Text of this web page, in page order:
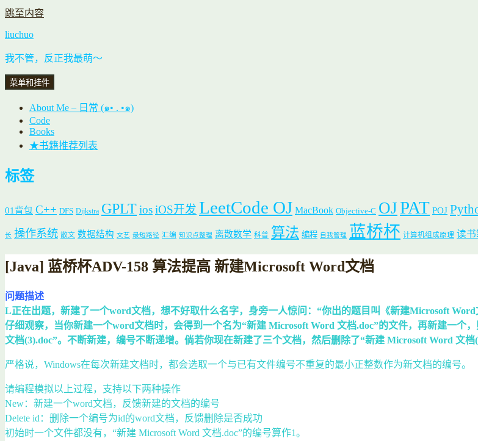
跳至内容
liuchuo
我不管，反正我最萌～
菜单和挂件
About Me – 日常 (๑• . •๑)
Code
Books
★书籍推荐列表
标签
01背包 C++ DFS Dijkstra GPLTiosiOS开发 LeetCode OJ MacBook Objective-C OJPAT POJ
长 操作系统 散文 数据结构 文艺 最短路径 汇编 知识点整理 离散数学 科普 算法 编程 自我管理 蓝桥杯 计算机组成原理 读
[Java] 蓝桥杯ADV-158 算法提高 新建Microsoft Word文档
问题描述
L正在出题，新建了一个word文档，想不好取什么名字，身旁一人惊问：“你出的题目叫《新建Microsoft
仔细观察，当你新建一个word文档时，会得到一个名为“新建 Microsoft Word 文档.doc”的文件，再新建一个
文档(3).doc”。不断新建，编号不断递增。倘若你现在新建了三个文档，然后删除了“新建 Microsoft Word 文
严格说，Windows在每次新建文档时，都会选取一个与已有文件编号不重复的最小正整数作为新文档的编号。
请编程模拟以上过程，支持以下两种操作
New：新建一个word文档，反馈新建的文档的编号
Delete id：删除一个编号为id的word文档，反馈删除是否成功
初始时一个文件都没有，“新建 Microsoft Word 文档.doc”的编号算作1。